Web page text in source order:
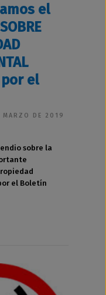
el
el
MARZO DE 2019
sobre la
el Boletín